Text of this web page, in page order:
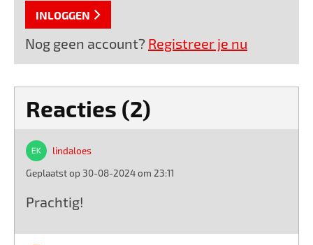
INLOGGEN
Nog geen account? Registreer je nu
Reacties (2)
lindaloes
Geplaatst op 30-08-2024 om 23:11
Prachtig!